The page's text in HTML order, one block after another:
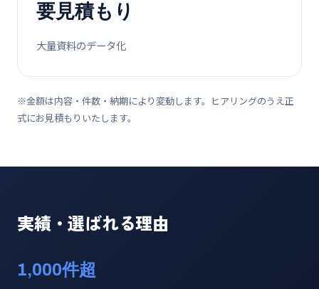
要見積もり
大量資料のデータ化
※金額は内容・件数・納期により変動します。ヒアリングのうえ正
式にお見積もりいたします。
実績・選ばれる理由
1,000件超